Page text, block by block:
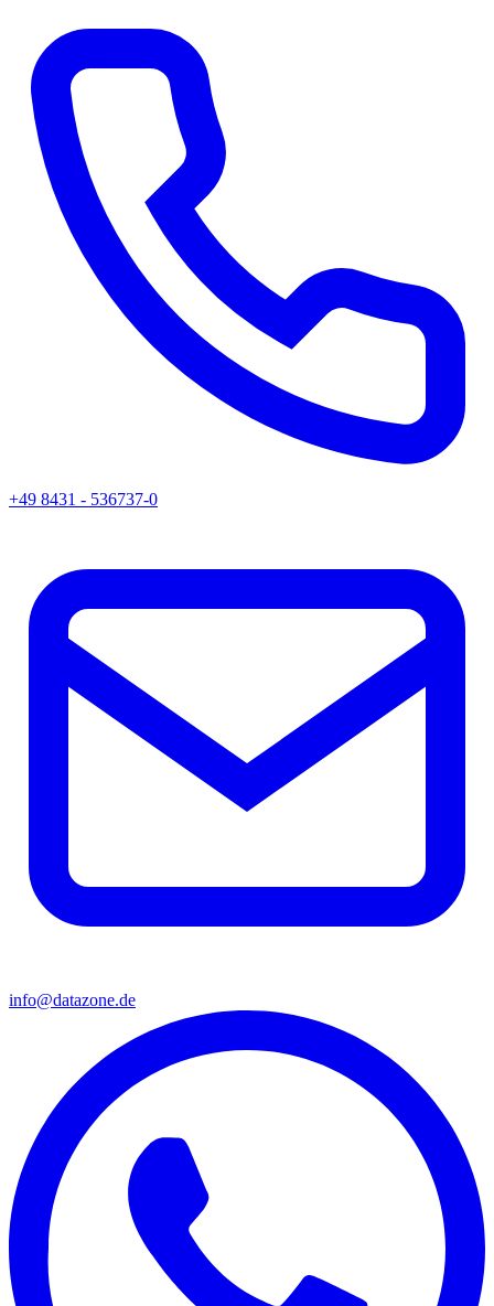
+49 8431 - 536737-0
info@datazone.de